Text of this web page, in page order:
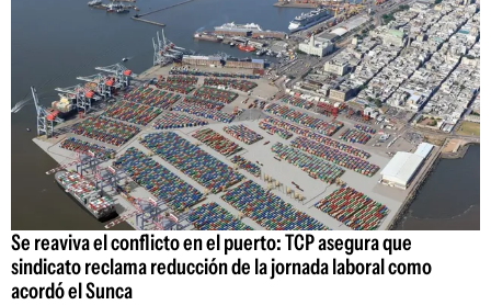
Se reaviva el conflicto en el puerto: TCP asegura que
sindicato reclama reducción de la jornada laboral como
acordó el Sunca